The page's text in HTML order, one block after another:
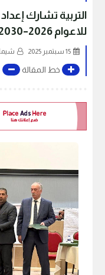
التربية تشارك
للاعوام 2026–2030
15 سبتمبر 2025
خط المقالة